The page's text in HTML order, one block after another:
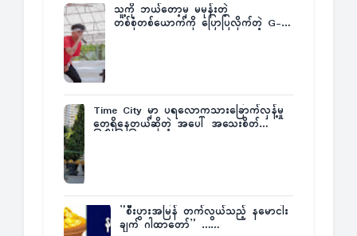
သူ့ကို ဘယ်တော့မှ မမုန်းတဲ့
တစ်စုံတစ်ယောက်ကို ပြောပြလိုက်တဲ့ G-
Time City မှာ ပရလောကသားခြောက်လှန့်မှု
တွေရှိနေတယ်ဆိုတဲ့ အပေါ် အသေးစိတ်
”စီးပွားအမြန် တက်လွယ်သည့် နမောငါး
ချက် ဂါထာတော်” ……